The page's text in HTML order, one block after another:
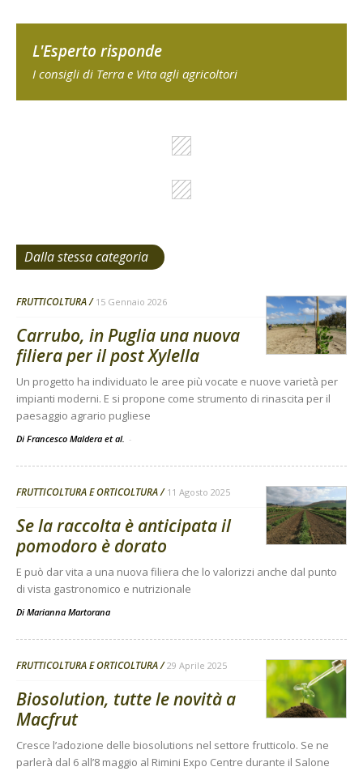
L'Esperto risponde
I consigli di Terra e Vita agli agricoltori
Dalla stessa categoria
FRUTTICOLTURA 15 Gennaio 2026
Carrubo, in Puglia una nuova
filiera per il post Xylella
Un progetto ha individuato le aree più vocate e nuove varietà per
impianti moderni. E si propone come strumento di rinascita per il
paesaggio agrario pugliese
Di Francesco Maldera et al. -
FRUTTICOLTURA E ORTICOLTURA 11 Agosto 2025
Se la raccolta è anticipata il
pomodoro è dorato
E può dar vita a una nuova filiera che lo valorizzi anche dal punto
di vista gastronomico e nutrizionale
Di Marianna Martorana
FRUTTICOLTURA E ORTICOLTURA 29 Aprile 2025
Biosolution, tutte le novità a
Macfrut
Cresce l’adozione delle biosolutions nel settore frutticolo. Se ne
parlerà dal 6 all’8 maggio al Rimini Expo Centre durante il Salone